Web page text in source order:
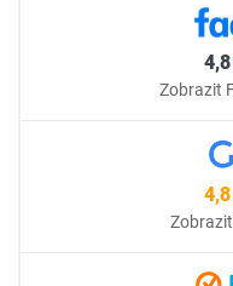
4,8
Zobrazit
4,8